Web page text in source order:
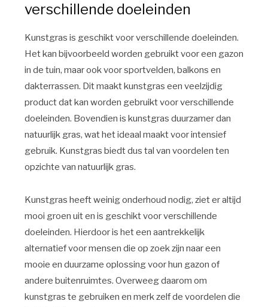
verschillende doeleinden
Kunstgras is geschikt voor verschillende doeleinden.
Het kan bijvoorbeeld worden gebruikt voor een gazon
in de tuin, maar ook voor sportvelden, balkons en
dakterrassen. Dit maakt kunstgras een veelzijdig
product dat kan worden gebruikt voor verschillende
doeleinden. Bovendien is kunstgras duurzamer dan
natuurlijk gras, wat het ideaal maakt voor intensief
gebruik. Kunstgras biedt dus tal van voordelen ten
opzichte van natuurlijk gras.
Kunstgras heeft weinig onderhoud nodig, ziet er altijd
mooi groen uit en is geschikt voor verschillende
doeleinden. Hierdoor is het een aantrekkelijk
alternatief voor mensen die op zoek zijn naar een
mooie en duurzame oplossing voor hun gazon of
andere buitenruimtes. Overweeg daarom om
kunstgras te gebruiken en merk zelf de voordelen die